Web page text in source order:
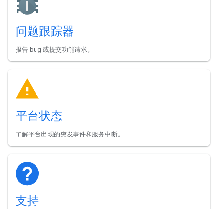
问题跟踪器
报告 bug 或提交功能请求。
平台状态
了解平台出现的突发事件和服务中断。
支持